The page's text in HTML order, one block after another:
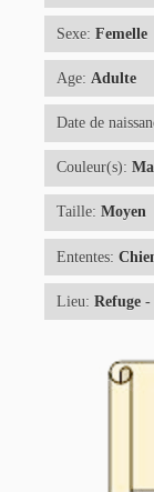
Sexe:Femelle
Age: Adulte
Date de
Couleur(s):
Taille:Moyen
Ententes:
Lieu: Refuge -